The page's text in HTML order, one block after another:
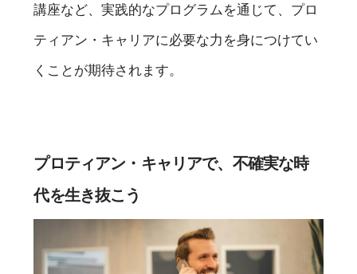
講座など、実践的なプログラムを通じて、プロ
ティアン・キャリアに必要な力を身につけてい
くことが期待されます。
プロティアン・キャリアで、不確実な時
代を生き抜こう